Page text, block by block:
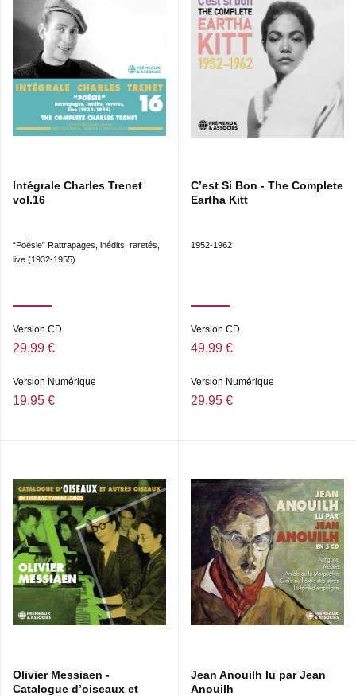
Intégrale Charles Trenet
vol.16
“Poésie” Rattrapages, inédits, raretés,
live (1932-1955)
Version CD
29,99 €
Version Numérique
19,95 €
C’est Si Bon - The Complete
Eartha Kitt
1952-1962
Version CD
49,99 €
Version Numérique
29,95 €
Olivier Messiaen -
Catalogue d’oiseaux et
Jean Anouilh lu par Jean
Anouilh